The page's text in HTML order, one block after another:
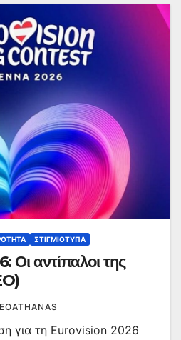
ΣΤΙΓΜΙΌΤΥΠΑ
αντίπαλοι της
για τη Eurovision 2026